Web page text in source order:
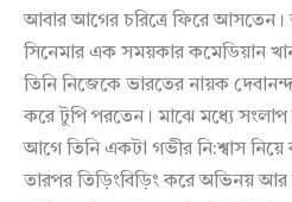
আবার আগের চরিত্রে ফিরে আসতেন।
সিনেমার এক সময়কার কমেডিয়ান
তিনি নিজেকে ভারতের নায়ক
করে টুপি পরতেন। মাঝে মধ্যে
আগে তিনি একটা গভীর নি:শ্বাস
তারপর তিড়িংবিড়িং করে অভিনয়